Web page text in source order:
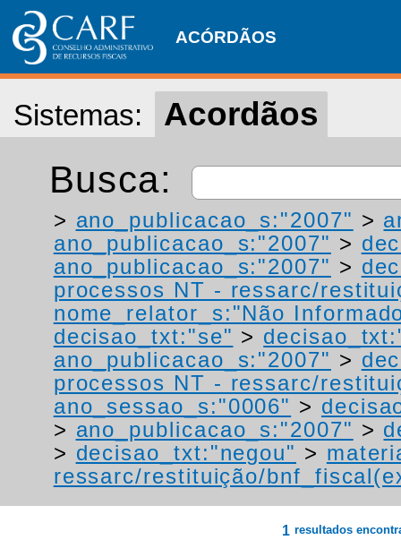
ACÓRDÃOS
Sistemas: Acordãos
Busca:
> ano_publicacao_s:"2007" >
ano_publicacao_s:"2007" >
ano_publicacao_s:"2007" >
processos NT - ressarc/
nome_relator_s:"Não
decisao_txt:"se" >
ano_publicacao_s:"2007" >
processos NT - ressarc/
ano_sessao_s:"0006" >
> ano_publicacao_s:"2007" >
> decisao_txt:"negou" >
ressarc/restituição/
1 resultados